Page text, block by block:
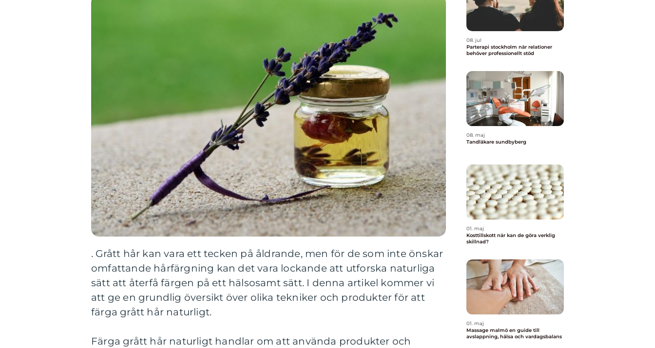
. Grått hår kan vara ett tecken på åldrande, men för de som inte önskar
omfattande hårfärgning kan det vara lockande att utforska naturliga
sätt att återfå färgen på ett hälsosamt sätt. I denna artikel kommer vi
att ge en grundlig översikt över olika tekniker och produkter för att
färga grått hår naturligt.
Färga grått hår naturligt handlar om att använda produkter och
08. jul
Parterapi stockholm när relationer
behöver professionellt stöd
08. maj
Tandläkare sundbyberg
01. maj
Kosttillskott när kan de göra verklig
skillnad?
01. maj
Massage malmö en guide till
avslappning, hälsa och vardagsbalans